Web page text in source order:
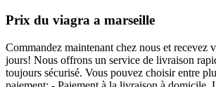
Prix du viagra a marseille
Commandez maintenant chez nous et recevez
jours! Nous offrons un service de livraison
toujours sécurisé. Vous pouvez choisir entre